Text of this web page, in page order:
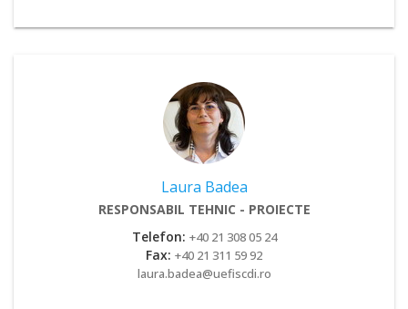
Laura Badea
RESPONSABIL TEHNIC - PROIECTE
Telefon: +40 21 308 05 24
Fax: +40 21 311 59 92
laura.badea@uefiscdi.ro